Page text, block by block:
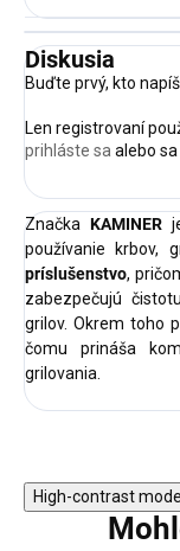
Diskusia
Buďte prvý, kto
Len registrovaní
prihláste sa alebo sa
ZnačkaKAMINER
používanie krbov,
príslušenstvo,
zabezpečujú
grilov. Okrem toho
čomu prináša
grilovania.
High-contrast mode